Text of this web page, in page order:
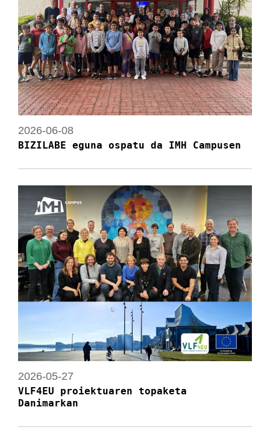
2026-06-08
BIZILABE eguna ospatu da IMH Campusen
2026-05-27
VLF4EU proiektuaren topaketa
Danimarkan